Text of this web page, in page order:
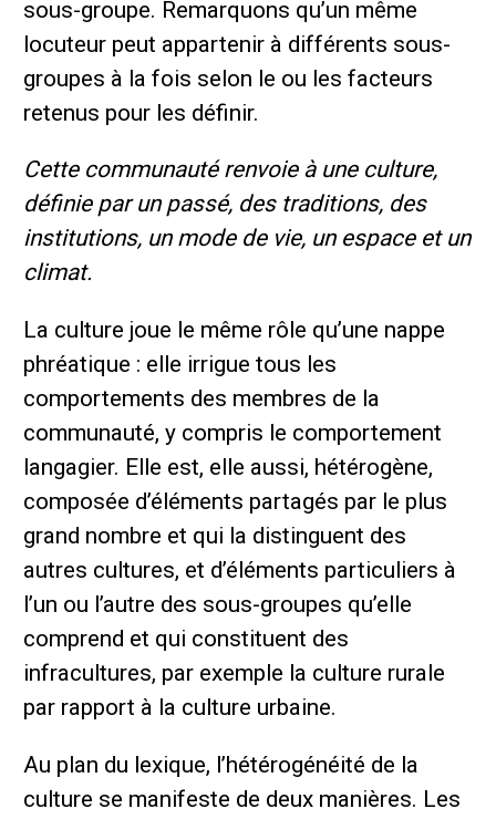
sous-groupe. Remarquons qu’un même
locuteur peut appartenir à différents sous-
groupes à la fois selon le ou les facteurs
retenus pour les définir.
Cette communauté renvoie à une culture,
définie par un passé, des traditions, des
institutions, un mode de vie, un espace et un
climat.
La culture joue le même rôle qu’une nappe
phréatique : elle irrigue tous les
comportements des membres de la
communauté, y compris le comportement
langagier. Elle est, elle aussi, hétérogène,
composée d’éléments partagés par le plus
grand nombre et qui la distinguent des
autres cultures, et d’éléments particuliers à
l’un ou l’autre des sous-groupes qu’elle
comprend et qui constituent des
infracultures, par exemple la culture rurale
par rapport à la culture urbaine.
Au plan du lexique, l’hétérogénéité de la
culture se manifeste de deux manières. Les